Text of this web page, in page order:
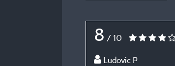
8 / 10
Ludovic P